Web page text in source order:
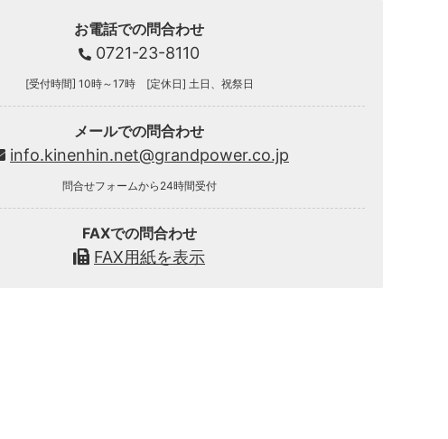
お電話での問合わせ
0721-23-8110
[受付時間] 10時～17時 [定休日] 土日、祝祭日
メールでの問合わせ
info.kinenhin.net@grandpower.co.jp
問合せフォームから24時間受付
FAXでの問合わせ
FAX用紙を表示